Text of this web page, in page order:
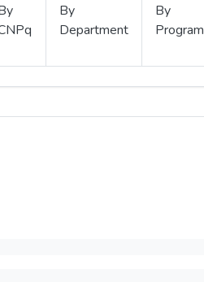
By
Department
By
Program